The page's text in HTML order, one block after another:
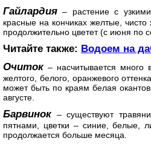
Гайлардия – растение с
красные на кончиках желтые,
продолжительно цветет (с июня по
Читайте также: Водоем на
Очиток – насчитывается много
желтого, белого, оранжевого
может быть по краям белая
августе.
Барвинок – существуют
пятнами, цветки – синие, белые,
продолжается больше месяца.